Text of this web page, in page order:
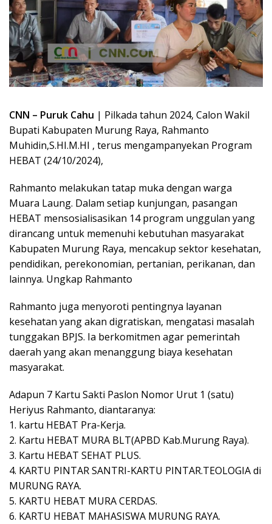
CNN – Puruk Cahu | Pilkada tahun 2024, Calon Wakil
Bupati Kabupaten Murung Raya, Rahmanto
Muhidin,S.HI.M.HI , terus mengampanyekan Program
HEBAT (24/10/2024),
Rahmanto melakukan tatap muka dengan warga
Muara Laung. Dalam setiap kunjungan, pasangan
HEBAT mensosialisasikan 14 program unggulan yang
dirancang untuk memenuhi kebutuhan masyarakat
Kabupaten Murung Raya, mencakup sektor kesehatan,
pendidikan, perekonomian, pertanian, perikanan, dan
lainnya. Ungkap Rahmanto
Rahmanto juga menyoroti pentingnya layanan
kesehatan yang akan digratiskan, mengatasi masalah
tunggakan BPJS. Ia berkomitmen agar pemerintah
daerah yang akan menanggung biaya kesehatan
masyarakat.
Adapun 7 Kartu Sakti Paslon Nomor Urut 1 (satu)
Heriyus Rahmanto, diantaranya:
1. kartu HEBAT Pra-Kerja.
2. Kartu HEBAT MURA BLT(APBD Kab.Murung Raya).
3. Kartu HEBAT SEHAT PLUS.
4. KARTU PINTAR SANTRI-KARTU PINTAR.TEOLOGIA di
MURUNG RAYA.
5. KARTU HEBAT MURA CERDAS.
6. KARTU HEBAT MAHASISWA MURUNG RAYA.